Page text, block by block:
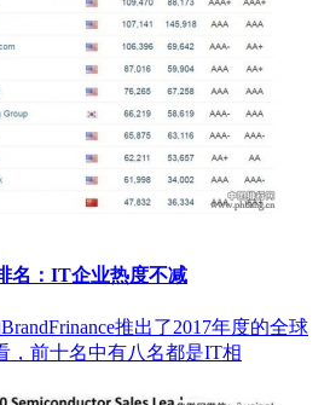
名：IT企业热度不减
推出了2017年度的全球
，前十名中有八名都是IT相